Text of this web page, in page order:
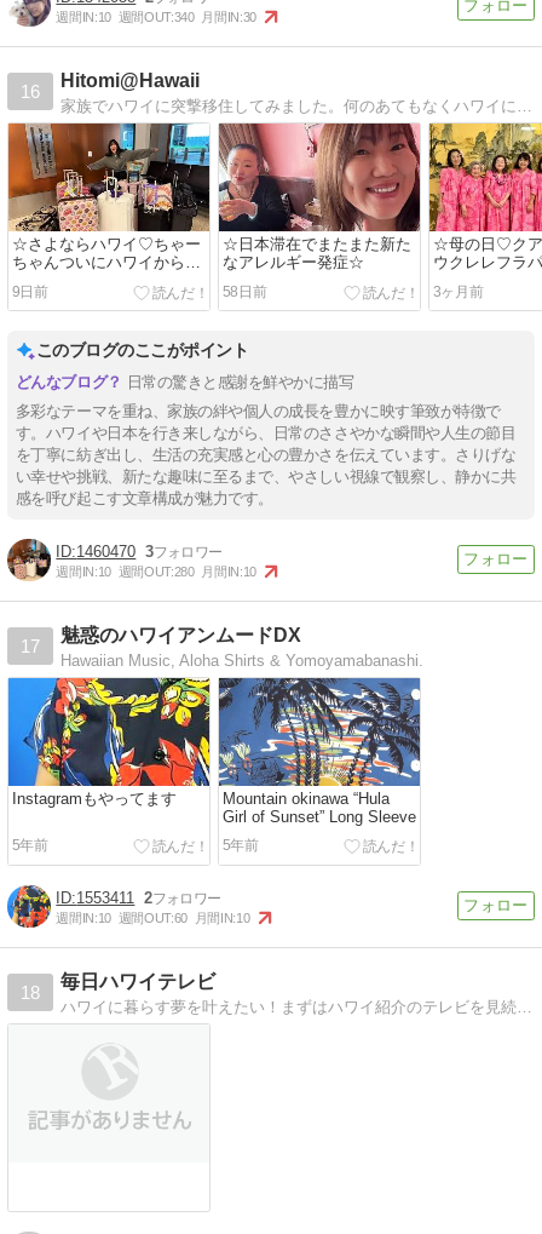
週間IN:10 週間OUT:340 月間IN:30
16
Hitomi@Hawaii
家族でハワイに突撃移住してみました。何のあてもなくハワイに突撃移住してみました。さて以下に・・・。
☆さよならハワイ♡ちゃー
ちゃんついにハワイからア
メリカ本土へ☆
9日前
☆日本滞在でまたまた新た
なアレルギー発症☆
58日前
☆母の日♡クア
ウクレレフラ
3ヶ月前
このブログのここがポイント
日常の驚きと感謝を鮮やかに描写
多彩なテーマを重ね、家族の絆や個人の成長を豊かに映す筆致が特徴で
す。ハワイや日本を行き来しながら、日常のささやかな瞬間や人生の節目
を丁寧に紡ぎ出し、生活の充実感と心の豊かさを伝えています。さりげな
い幸せや挑戦、新たな趣味に至るまで、やさしい視線で観察し、静かに共
感を呼び起こす文章構成が魅力です。
1460470 3
週間IN:10 週間OUT:280 月間IN:10
17
魅惑のハワイアンムードDX
Hawaiian Music, Aloha Shirts & Yomoyamabanashi.
Instagramもやってます
5年前
Mountain okinawa “Hula
Girl of Sunset” Long Sleeve
5年前
1553411 2
週間IN:10 週間OUT:60 月間IN:10
18
毎日ハワイテレビ
ハワイに暮らす夢を叶えたい！まずはハワイ紹介のテレビを見続けます〜